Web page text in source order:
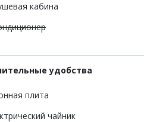
кабина
удобства
плита
чайник